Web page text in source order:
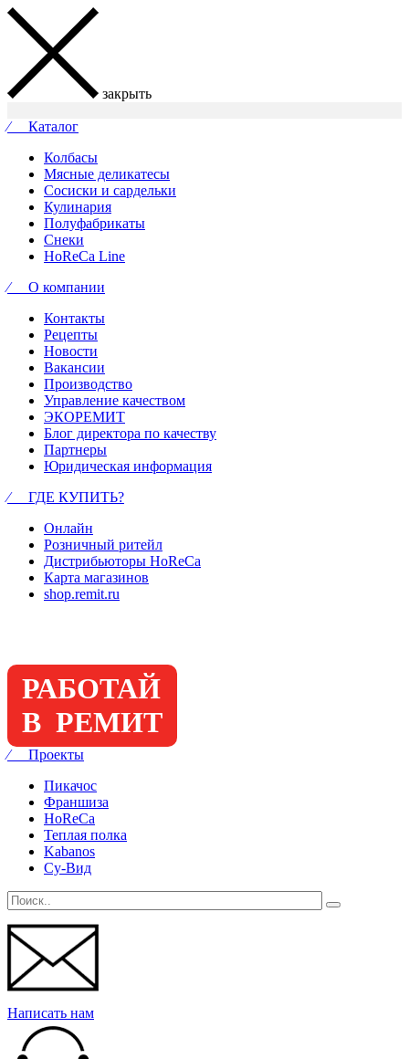
закрыть
⁄ Каталог
Колбасы
Мясные деликатесы
Сосиски и сардельки
Кулинария
Полуфабрикаты
Снеки
HoReCa Line
⁄ О компании
Контакты
Рецепты
Новости
Вакансии
Производство
Управление качеством
ЭКОРЕМИТ
Блог директора по качеству
Партнеры
Юридическая информация
⁄ ГДЕ КУПИТЬ?
Онлайн
Розничный ритейл
Дистрибьюторы HoReCa
Карта магазинов
shop.remit.ru
РАБОТАЙ
В РЕМИТ
⁄ Проекты
Пикачос
Франшиза
HoReCa
Теплая полка
Kabanos
Су-Вид
Написать нам